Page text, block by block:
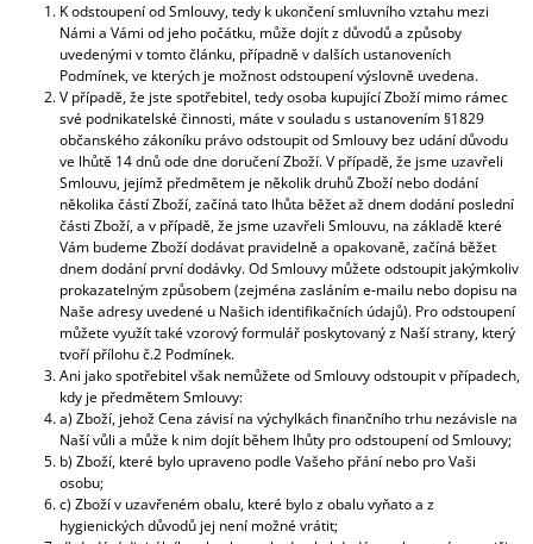
K odstoupení od Smlouvy, tedy k ukončení smluvního vztahu mezi
Námi a Vámi od jeho počátku, může dojít z důvodů a způsoby
uvedenými v tomto článku, případně v dalších ustanoveních
Podmínek, ve kterých je možnost odstoupení výslovně uvedena.
V případě, že jste spotřebitel, tedy osoba kupující Zboží mimo rámec
své podnikatelské činnosti, máte v souladu s ustanovením §1829
občanského zákoníku právo odstoupit od Smlouvy bez udání důvodu
ve lhůtě 14 dnů ode dne doručení Zboží. V případě, že jsme uzavřeli
Smlouvu, jejímž předmětem je několik druhů Zboží nebo dodání
několika částí Zboží, začíná tato lhůta běžet až dnem dodání poslední
části Zboží, a v případě, že jsme uzavřeli Smlouvu, na základě které
Vám budeme Zboží dodávat pravidelně a opakovaně, začíná běžet
dnem dodání první dodávky. Od Smlouvy můžete odstoupit jakýmkoliv
prokazatelným způsobem (zejména zasláním e-mailu nebo dopisu na
Naše adresy uvedené u Našich identifikačních údajů). Pro odstoupení
můžete využít také vzorový formulář poskytovaný z Naší strany, který
tvoří přílohu č.2 Podmínek.
Ani jako spotřebitel však nemůžete od Smlouvy odstoupit v případech,
kdy je předmětem Smlouvy:
a) Zboží, jehož Cena závisí na výchylkách finančního trhu nezávisle na
Naší vůli a může k nim dojít během lhůty pro odstoupení od Smlouvy;
b) Zboží, které bylo upraveno podle Vašeho přání nebo pro Vaši
osobu;
c) Zboží v uzavřeném obalu, které bylo z obalu vyňato a z
hygienických důvodů jej není možné vrátit;